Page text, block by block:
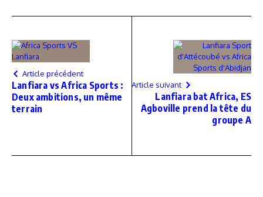
Article précédent
Lanfiara vs Africa Sports :
Deux ambitions, un même
terrain
Article suivant
Lanfiara bat Africa, ES
Agboville prend la tête du
groupe A